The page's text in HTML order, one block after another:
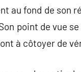
au fond de son
point de vue
à côtoyer de